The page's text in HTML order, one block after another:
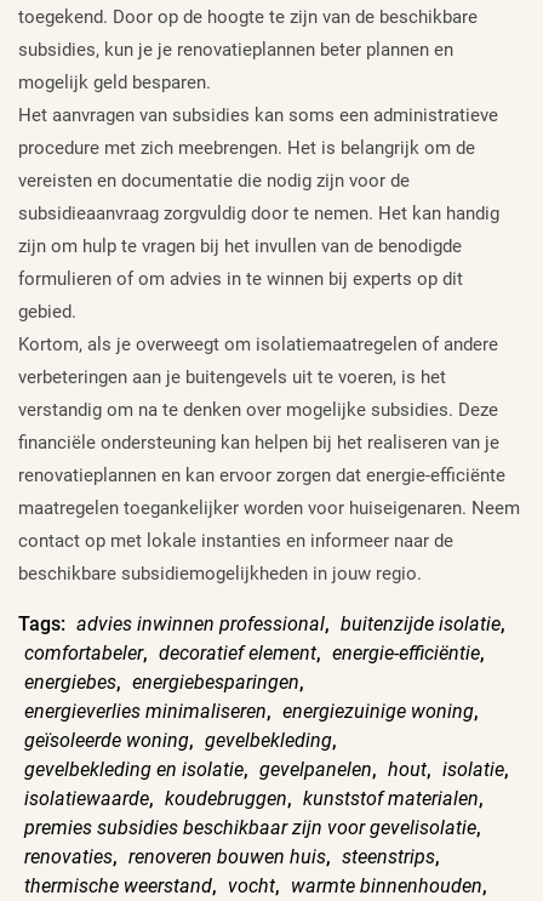
toegekend. Door op de hoogte te zijn van de beschikbare
subsidies, kun je je renovatieplannen beter plannen en
mogelijk geld besparen.
Het aanvragen van subsidies kan soms een administratieve
procedure met zich meebrengen. Het is belangrijk om de
vereisten en documentatie die nodig zijn voor de
subsidieaanvraag zorgvuldig door te nemen. Het kan handig
zijn om hulp te vragen bij het invullen van de benodigde
formulieren of om advies in te winnen bij experts op dit
gebied.
Kortom, als je overweegt om isolatiemaatregelen of andere
verbeteringen aan je buitengevels uit te voeren, is het
verstandig om na te denken over mogelijke subsidies. Deze
financiële ondersteuning kan helpen bij het realiseren van je
renovatieplannen en kan ervoor zorgen dat energie-efficiënte
maatregelen toegankelijker worden voor huiseigenaren. Neem
contact op met lokale instanties en informeer naar de
beschikbare subsidiemogelijkheden in jouw regio.
Tags: advies inwinnen professional, buitenzijde isolatie,
comfortabeler, decoratief element, energie-efficiëntie,
energiebes, energiebesparingen,
energieverlies minimaliseren, energiezuinige woning,
geïsoleerde woning, gevelbekleding,
gevelbekleding en isolatie, gevelpanelen, hout, isolatie,
isolatiewaarde, koudebruggen, kunststof materialen,
premies subsidies beschikbaar zijn voor gevelisolatie,
renovaties, renoveren bouwen huis, steenstrips,
thermische weerstand, vocht, warmte binnenhouden,